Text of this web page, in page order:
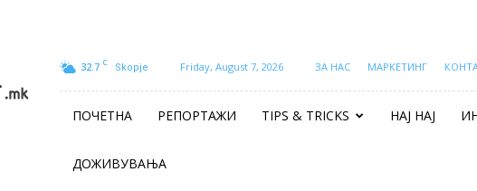
32.7 C Skopje Friday, August 7, 2026 ЗА НАС МАРКЕТИНГ
ПОЧЕТНА РЕПОРТАЖИ TIPS & TRICKS НАЈ НАЈ
ДОЖИВУВАЊА